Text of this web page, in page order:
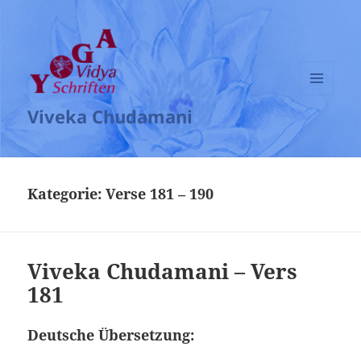
Viveka Chudamani
UND
WIDGETS
Kategorie:Verse 181 – 190
Viveka Chudamani – Vers
181
Deutsche Übersetzung: